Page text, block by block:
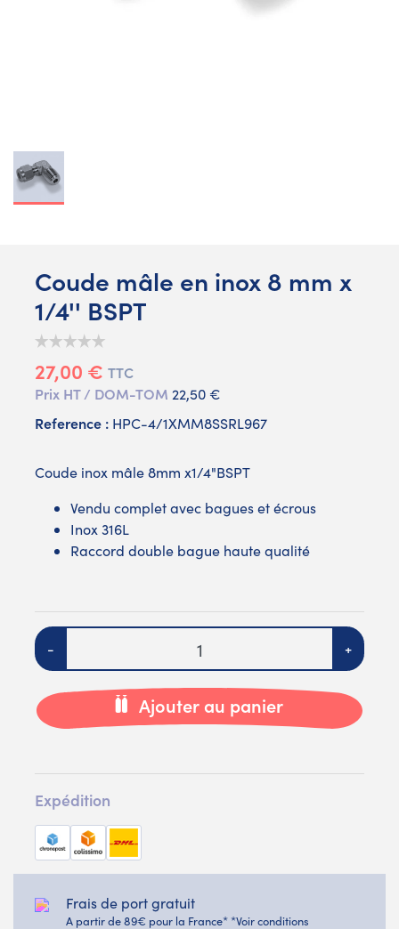
Coude mâle en inox 8 mm x
1/4'' BSPT
27,00 € TTC
Prix HT / DOM-TOM 22,50 €
Reference : HPC-4/1XMM8SSRL967
Coude inox mâle 8mm x1/4"BSPT
Vendu complet avec bagues et écrous
Inox 316L
Raccord double bague haute qualité
Quantité
- +
Ajouter au panier
Expédition
Frais de port gratuit
A partir de 89€ pour la France* *Voir conditions